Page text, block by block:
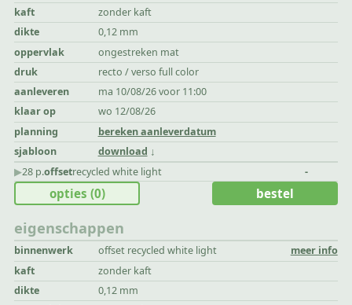
kaft
zonder kaft
dikte
0,12 mm
oppervlak
ongestreken mat
druk
recto / verso full color
aanleveren
ma 10/08/26 voor 11:00
klaar op
wo 12/08/26
planning
bereken aanleverdatum
sjabloon
download
▶︎28 p.offsetrecycled white light -
eigenschappen
binnenwerk offset recycled white light
meer info
kaft
zonder kaft
dikte
0,12 mm
opties (0) bestel